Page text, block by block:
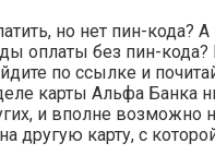
но нет пин-кода? А
оплаты без пин-кода?
по ссылке и
карты Альфа Банка
и вполне возможно
другую карту, с